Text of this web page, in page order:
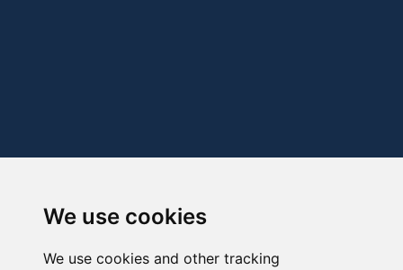
We use cookies
We use cookies and other tracking